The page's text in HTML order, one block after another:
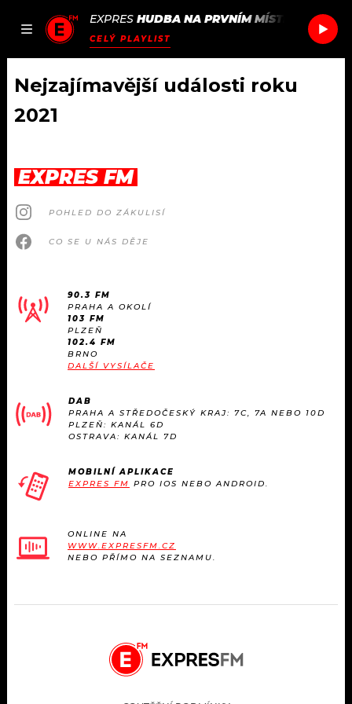
JAK
SEZNAM.CZ
EXPRES HUDBA NA PRVNÍM MÍSTĚ DVORAK
CELÝ PLAYLIST
ČLÁNKY
AKTUÁLNĚ
HUDBA
#NEBUDUDOMA
KALENDÁŘ
TRENDY
MIX
PODCASTY
JAK NALADIT
RÁDIO
APLIKACE
PROGRAM
PLAYLIST
JAK NALADIT
SOUTĚŽE
Nejzajímavější události roku
2021
EXPRES FM
POHLED DO ZÁKULISÍ
CO SE U NÁS DĚJE
90.3 FM
PRAHA A OKOLÍ
103 FM
PLZEŇ
102.4 FM
BRNO
DALŠÍ VYSÍLAČE
DAB
PRAHA A STŘEDOČESKÝ KRAJ: 7C, 7A NEBO 10D
PLZEŇ: KANÁL 6D
OSTRAVA: KANÁL 7D
MOBILNÍ APLIKACE
EXPRES FM PRO IOS NEBO ANDROID.
ONLINE NA
WWW.EXPRESFM.CZ
NEBO PŘÍMO NA SEZNAMU.